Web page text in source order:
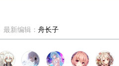
最新编辑： 舟长子